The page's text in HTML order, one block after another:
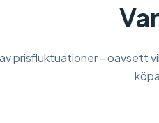
prisfluktuationer - oavsett